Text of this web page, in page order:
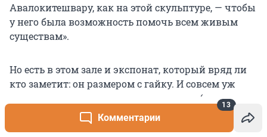
Комментарии
13
Авалокитешвару, как на этой скульптуре, — чтобы
у него была возможность помочь всем живым
существам».
Но есть в этом зале и экспонат, который вряд ли
кто заметит: он размером с гайку. И совсем уж
точно никто не сможет его разглядеть (кроме его
инвентарного номера). А ценность предмета меж
тем велика: это зороастрийская печать,